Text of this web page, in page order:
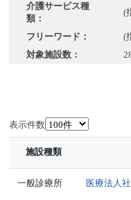
介護サービス種
類：
(
フリーワード：
(
対象施設数：
表示件数
施設種類
一般診療所 医療法人